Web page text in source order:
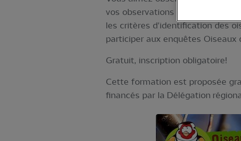
vos observations avec la LPO
les critères d'identification des
participer aux enquêtes Oiseaux
Gratuit, inscription obligatoire!
Cette formation est proposée
financés par la Délégation